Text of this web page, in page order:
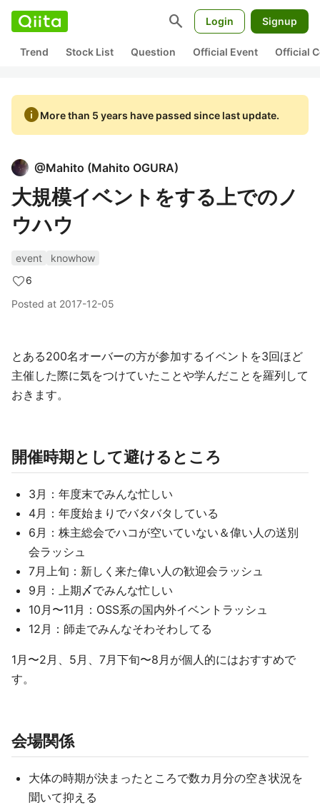
search Login Signup
Trend Stock List Question Official Event Official
infoMore than 5 years have passed since last update.
@Mahito (Mahito OGURA)
大規模イベントをする上でのノ
ウハウ
event
knowhow
6
Posted at 2017-12-05
とある200名オーバーの方が参加するイベントを3回ほど
主催した際に気をつけていたことや学んだことを羅列して
おきます。
開催時期として避けるところ
3月：年度末でみんな忙しい
4月：年度始まりでバタバタしている
6月：株主総会でハコが空いていない＆偉い人の送別
会ラッシュ
7月上旬：新しく来た偉い人の歓迎会ラッシュ
9月：上期〆でみんな忙しい
10月〜11月：OSS系の国内外イベントラッシュ
12月：師走でみんなそわそわしてる
1月〜2月、5月、7月下旬〜8月が個人的にはおすすめで
す。
会場関係
大体の時期が決まったところで数カ月分の空き状況を
聞いて抑える